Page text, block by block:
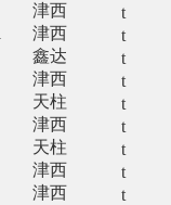
津西
t
津西
t
鑫达
t
津西
t
天柱
t
津西
t
天柱
t
津西
t
津西
t